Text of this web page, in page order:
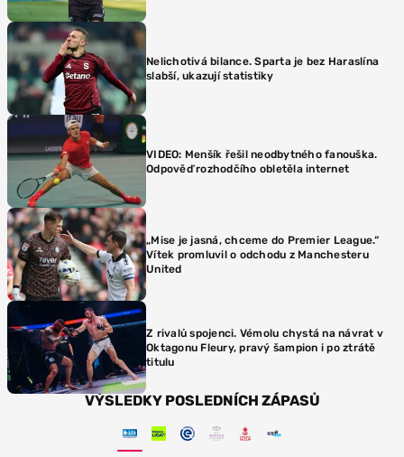
Nelichotivá bilance. Sparta je bez Haraslína
slabší, ukazují statistiky
VIDEO: Menšík řešil neodbytného fanouška.
Odpověď rozhodčího obletěla internet
„Mise je jasná, chceme do Premier League.“
Vítek promluvil o odchodu z Manchesteru
United
Z rivalů spojenci. Vémolu chystá na návrat v
Oktagonu Fleury, pravý šampion i po ztrátě
titulu
VÝSLEDKY POSLEDNÍCH ZÁPASŮ